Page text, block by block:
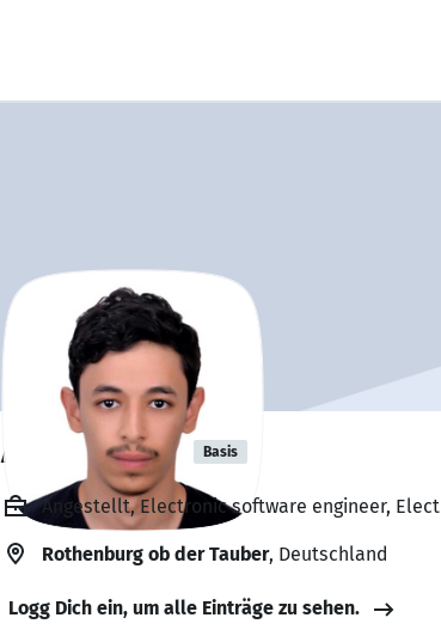
Aiman Ouali Basis
Angestellt, Electronic software engineer,
Rothenburg ob der Tauber, Deutschland
Logg Dich ein, um alle Einträge zu sehen.